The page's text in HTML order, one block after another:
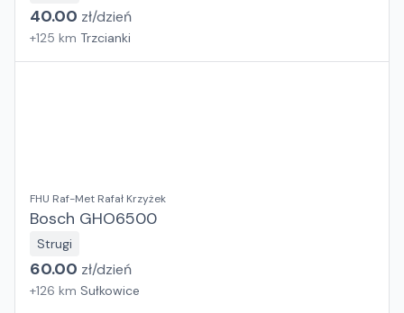
40.00 zł/dzień
+125 km Trzcianki
FHU Raf-Met Rafał Krzyżek
Bosch GHO6500
Strugi
60.00 zł/dzień
+126 km Sułkowice